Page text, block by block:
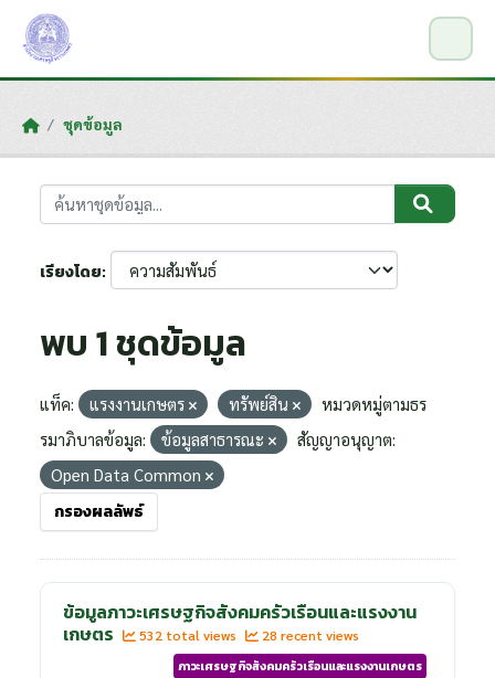
Skip to main content
ชุดข้อมูล
เรียงโดย
พบ 1 ชุดข้อมูล
แท็ค: แรงงานเกษตร ทรัพย์สิน
หมวดหมู่ตามธร
รมาภิบาลข้อมูล:
ข้อมูลสาธารณะ
สัญญาอนุญาต:
Open Data Common
กรองผลลัพธ์
ข้อมูลภาวะเศรษฐกิจสังคมครัวเรือนและแรงงาน
เกษตร
532 total views
28 recent views
ภาวะเศรษฐกิจสังคมครัวเรือนและแรงงานเกษตร